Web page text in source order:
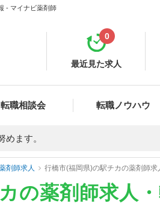
- マイナビ薬剤師
最近見た求人
0
転職相談会 転職ノウハウ
ます。
剤師求人 行橋市(福岡県)の駅チカの薬剤師求
の薬剤師求人